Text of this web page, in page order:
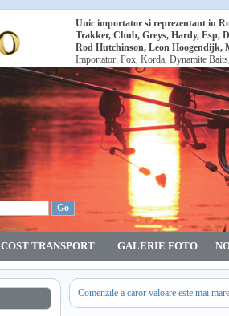
Unic importator si reprezentant in
Trakker, Chub, Greys, Hardy, Esp,
Rod Hutchinson, Leon Hoogendijk,
Importator: Fox, Korda, Dynamite
COST TRANSPORT GALERIE FOTO
Comenzile a caror valoare este mai